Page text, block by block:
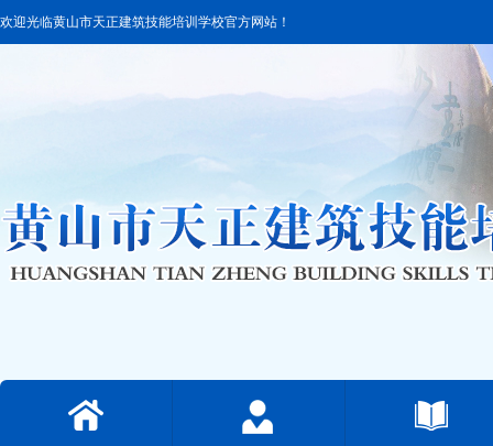
欢迎光临黄山市天正建筑技能培训学校官方网站！